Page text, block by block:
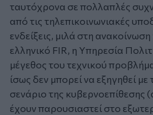
ταυτόχρονα σε πολλαπλές
από τις τηλεπικοινωνιακές
ενδείξεις, μιλά στη
ελληνικό FIR, η Υπηρεσία
μέγεθος του τεχνικού
ίσως δεν μπορεί να εξηγηθεί
σενάριο της κυβερνοεπίθεσης
έχουν παρουσιαστεί στο